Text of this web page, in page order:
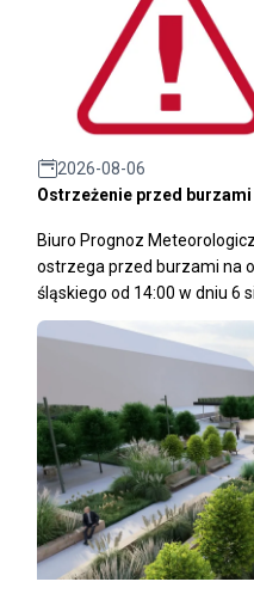
2026-08-06
Ostrzeżenie przed burzami
Biuro Prognoz
ostrzega przed burzami na
śląskiego od 14:00 w dniu 6